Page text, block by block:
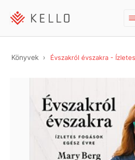
Könyvek Évszakról évszakra -